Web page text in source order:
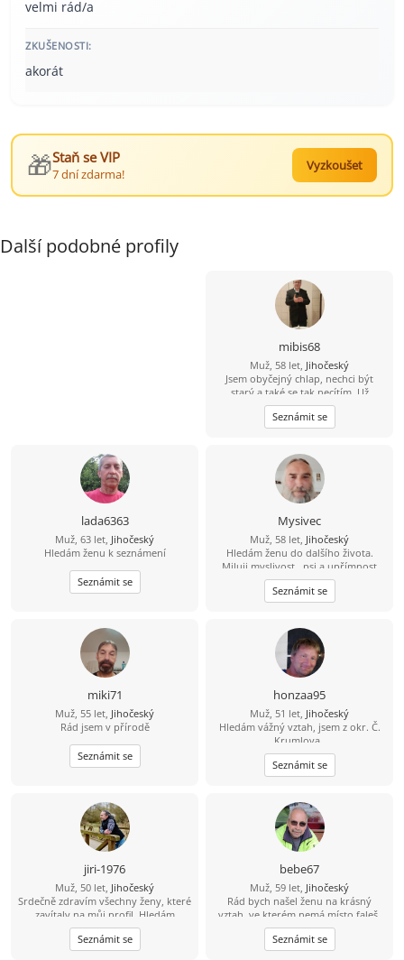
velmi rád/a
ZKUŠENOSTI:
akorát
🎁Staň se VIP
7 dní zdarma!
Vyzkoušet
Další podobné profily
mibis68
Muž, 58 let, Jihočeský
Jsem obyčejný chlap, nechci být
starý a také se tak necítím. Už
dlouho jsem někomu neřekl
"miláčku, lásko". Chtěl bych poznat
spíše štíhlou ženu, která by to chtěla
to i já slyšel iod ní. Jinak dílna,
zahrádka, dům, kolo, voda,
houbaření, cross golf, trochu tanec,
hudba, atd.
Seznámit se
lada6363
Muž, 63 let, Jihočeský
Hledám ženu k seznámení
Seznámit se
Mysivec
Muž, 58 let, Jihočeský
Hledám ženu do dalšího života.
Miluji myslivost , psi a upřímnost
Seznámit se
miki71
Muž, 55 let, Jihočeský
Rád jsem v přírodě
Seznámit se
honzaa95
Muž, 51 let, Jihočeský
Hledám vážný vztah, jsem z okr. Č.
Krumlova,.
Seznámit se
jiri-1976
Muž, 50 let, Jihočeský
Srdečně zdravím všechny ženy, které
zavítaly na můj profil. Hledám
pohodovou ženu, která pečuje o své
tělo i duši, žije vědomě a aktivně.
Jsem člověk, který ví, že hledá jednu
Seznámit se
bebe67
Muž, 59 let, Jihočeský
Rád bych našel ženu na krásný
vztah, ve kterém nemá místo faleš.
Ženu které bych mohl věřit.
Seznámit se